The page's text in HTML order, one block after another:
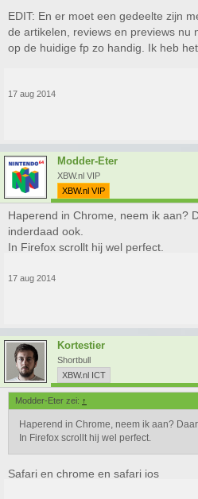
EDIT: En er moet een gedeelte zijn
de artikelen, reviews en previews nu
op de huidige fp zo handig. Ik heb
17 aug 2014
Modder-Eter
XBW.nl VIP
XBW.nl VIP
Haperend in Chrome, neem ik aan?
inderdaad ook.
In Firefox scrollt hij wel perfect.
17 aug 2014
Kortestier
Shortbull
XBW.nl ICT
Modder-Eter zei: ↑
Haperend in Chrome, neem ik aan?
In Firefox scrollt hij wel perfect.
Safari en chrome en safari ios